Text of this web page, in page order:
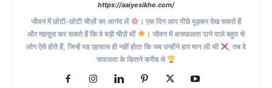
https://aaiyesikhe.com/
जीवन में छोटी-छोटी चीज़ों का आनंद लें
। एक दिन आप पीछे मुड़कर देख सकते हैं
और महसूस कर सकते हैं कि वे बड़ी चीज़ें थीं
। जीवन में असफलता पाने वाले बहुत से
लोग ऐसे होते हैं, जिन्हें यह एहसास ही नहीं होता कि जब उन्होंने हार मान ली थी
, तब वे
सफलता के कितने करीब थे